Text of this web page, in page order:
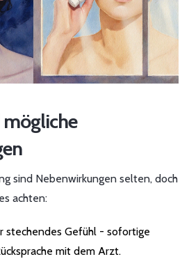
mögliche
sind Nebenwirkungen selten, doch
achten:
stechendes Gefühl - sofortige
mit dem Arzt.